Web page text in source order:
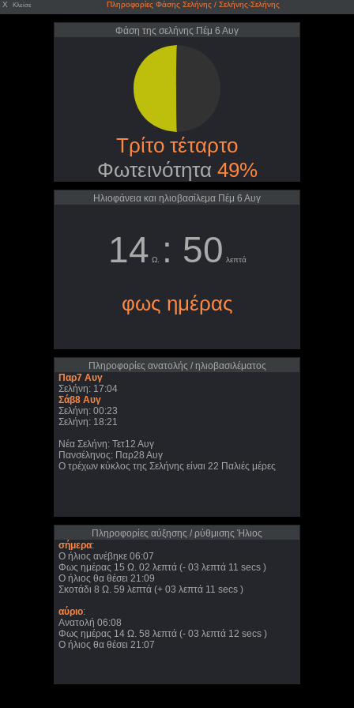
X Κλείσε Πληροφορίες Φάσης Σελήνης / Σελήνης-Σελήνης
Φάση της σελήνης Πέμ 6 Αυγ
Τρίτο τέταρτο
Φωτεινότητα 49%
Ηλιοφάνεια και ηλιοβασίλεμα Πέμ 6 Αυγ
14 Ω. : 50 λεπτά
φως ημέρας
Πληροφορίες ανατολής / ηλιοβασιλέματος
Παρ7 Αυγ
Σελήνη: 17:04
Σάβ8 Αυγ
Σελήνη: 00:23
Σελήνη: 18:21
Νέα Σελήνη: Τετ12 Αυγ
Πανσέληνος: Παρ28 Αυγ
Ο τρέχων κύκλος της Σελήνης είναι 22 Παλιές μέρες
Πληροφορίες αύξησης / ρύθμισης Ήλιος
σήμερα:
Ο ήλιος ανέβηκε 06:07
Φως ημέρας 15 Ω. 02 λεπτά (- 03 λεπτά 11 secs )
Ο ήλιος θα θέσει 21:09
Σκοτάδι 8 Ω. 59 λεπτά (+ 03 λεπτά 11 secs )
αύριο:
Ανατολή 06:08
Φως ημέρας 14 Ω. 58 λεπτά (- 03 λεπτά 12 secs )
Ο ήλιος θα θέσει 21:07